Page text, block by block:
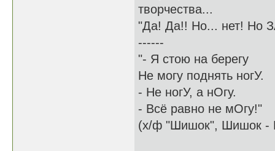
творчества...
"Да! Да!! Но... нет! Но
------
"- Я стою на берегу
Не могу поднять ногУ.
- Не ногУ, а нОгу.
- Всё равно не мОгу!"
(х/ф "Шишок", Шишок -